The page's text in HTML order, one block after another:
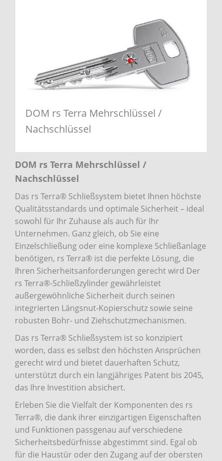
DOM rs Terra Mehrschlüssel /
Nachschlüssel
DOM rs Terra Mehrschlüssel /
Nachschlüssel
Das rs Terra® Schließsystem bietet Ihnen höchste
Qualitätsstandards und optimale Sicherheit – ideal
sowohl für Ihr Zuhause als auch für Ihr
Unternehmen. Ganz gleich, ob Sie eine
Einzelschließung oder eine komplexe Schließanlage
benötigen, rs Terra® ist die perfekte Lösung, die
Ihren Sicherheitsanforderungen gerecht wird Der
rs Terra®-Schließzylinder gewährleistet
außergewöhnliche Sicherheit durch seinen
integrierten Längsnut-Kopierschutz sowie seine
robusten Bohr- und Ziehschutzmechanismen.
Das rs Terra® Schließsystem ist so konzipiert
worden, dass es selbst den höchsten Ansprüchen
gerecht wird und bietet dauerhaften Schutz,
unterstützt durch ein langjähriges Patent bis 2045,
das Ihre Investition absichert.
Erleben Sie die Vielfalt der Komponenten des rs
Terra®, die dank ihrer einzigartigen Eigenschaften
und Funktionen passgenau auf verschiedene
Sicherheitsbedürfnisse abgestimmt sind. Egal ob
für die Haustür oder den Zugang auf der obersten